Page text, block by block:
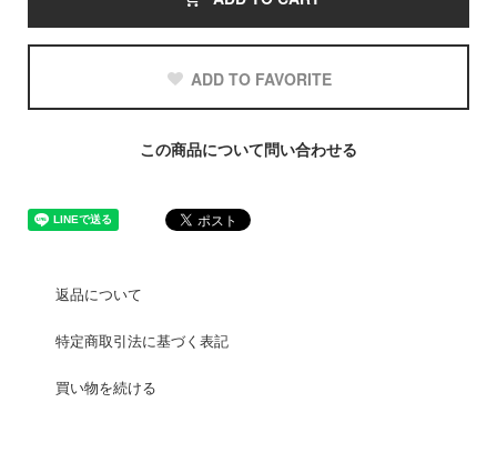
ADD TO FAVORITE
この商品について問い合わせる
返品について
特定商取引法に基づく表記
買い物を続ける